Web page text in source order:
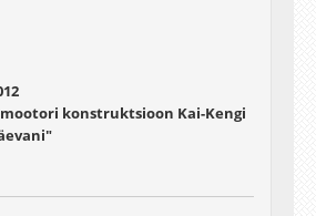
konstruktsioon Kai-Kengi